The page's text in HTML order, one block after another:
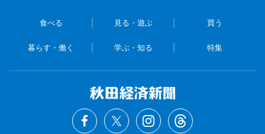
食べる 見る・遊ぶ 買う
暮らす・働く 学ぶ・知る 特集